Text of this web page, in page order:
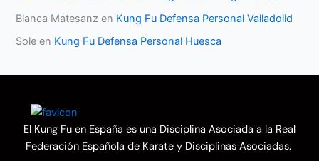
Blanca Matesanz en Kung Fu Defensa Personal Valladolid
Sole en Kung Fu Defensa Personal Huesca
El Kung Fu en España es una Disciplina Asociada a la Real
Federación Española de Karate y Disciplinas Asociadas.